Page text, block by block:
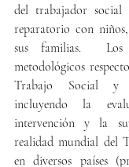
del trabajador
reparatorio con
sus familias.  Los
metodológicos
Trabajo Social y
incluyendo la
intervención y la
realidad mundial del
en diversos países